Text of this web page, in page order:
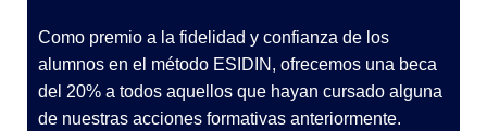
Como premio a la fidelidad y confianza de los
alumnos en el método ESIDIN, ofrecemos una beca
del 20% a todos aquellos que hayan cursado alguna
de nuestras acciones formativas anteriormente.